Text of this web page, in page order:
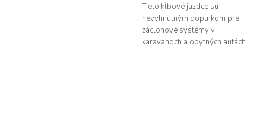
Tieto kĺbové jazdce sú
nevyhnutným doplnkom pre
záclonové systémy v
karavanoch a obytných autách.
Zaisťujú plynulý a